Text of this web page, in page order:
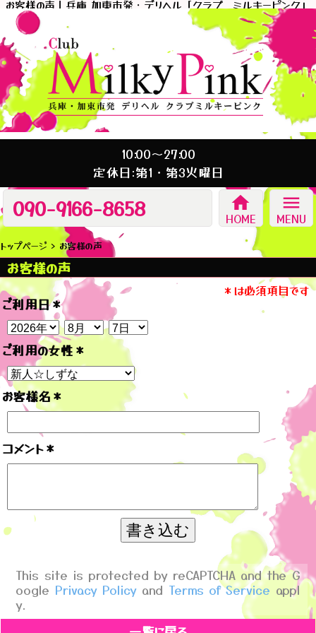
お客様の声｜兵庫 加東市発・デリヘル「クラブ ミルキーピンク」
10:00～27:00
定休日:第1・第3火曜日
090-9166-8658 home
HOME
menu
MENU
トップページ お客様の声
お客様の声
＊は必須項目です
ご利用日＊
ご利用の女性 ＊
お客様名 ＊
コメント＊
This site is protected by reCAPTCHA and the G
oogle Privacy Policy and Terms of Service appl
y.